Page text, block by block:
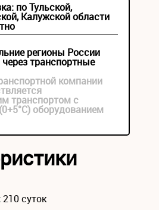
по Тульской,
Калужской области
регионы России
транспортные
компании
транспортом с
оборудованием
210 суток